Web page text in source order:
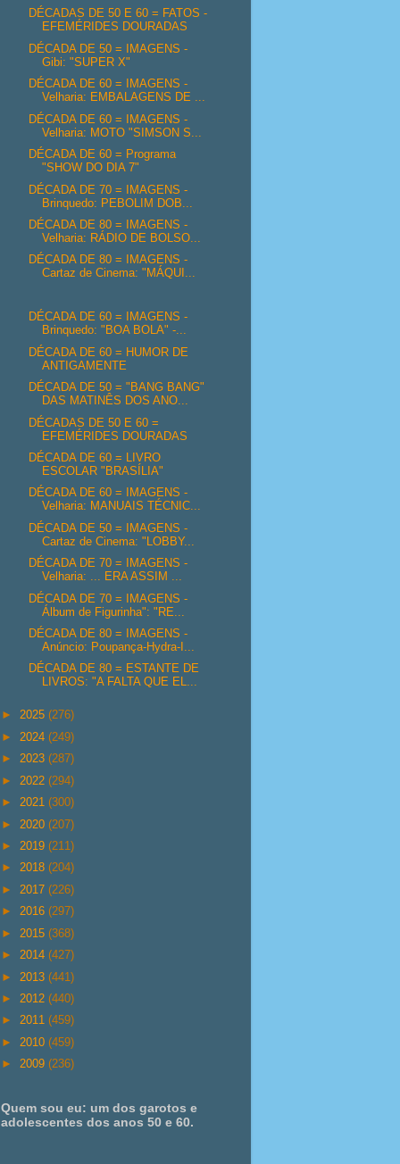
DÉCADAS DE 50 E 60 = FATOS -
EFEMÉRIDES DOURADAS
DÉCADA DE 50 = IMAGENS -
Gibi: "SUPER X"
DÉCADA DE 60 = IMAGENS -
Velharia: EMBALAGENS DE ...
DÉCADA DE 60 = IMAGENS -
Velharia: MOTO "SIMSON S...
DÉCADA DE 60 = Programa
"SHOW DO DIA 7"
DÉCADA DE 70 = IMAGENS -
Brinquedo: PEBOLIM DOB...
DÉCADA DE 80 = IMAGENS -
Velharia: RÁDIO DE BOLSO...
DÉCADA DE 80 = IMAGENS -
Cartaz de Cinema: "MÁQUI...
DÉCADA DE 60 = IMAGENS -
Brinquedo: "BOA BOLA" -...
DÉCADA DE 60 = HUMOR DE
ANTIGAMENTE
DÉCADA DE 50 = "BANG BANG"
DAS MATINÊS DOS ANO...
DÉCADAS DE 50 E 60 =
EFEMÉRIDES DOURADAS
DÉCADA DE 60 = LIVRO
ESCOLAR "BRASÍLIA"
DÉCADA DE 60 = IMAGENS -
Velharia: MANUAIS TÉCNIC...
DÉCADA DE 50 = IMAGENS -
Cartaz de Cinema: "LOBBY...
DÉCADA DE 70 = IMAGENS -
Velharia: ... ERA ASSIM ...
DÉCADA DE 70 = IMAGENS -
Álbum de Figurinha": "RE...
DÉCADA DE 80 = IMAGENS -
Anúncio: Poupança-Hydra-I...
DÉCADA DE 80 = ESTANTE DE
LIVROS: "A FALTA QUE EL...
► 2025 (276)
► 2024 (249)
► 2023 (287)
► 2022 (294)
► 2021 (300)
► 2020 (207)
► 2019 (211)
► 2018 (204)
► 2017 (226)
► 2016 (297)
► 2015 (368)
► 2014 (427)
► 2013 (441)
► 2012 (440)
► 2011 (459)
► 2010 (459)
► 2009 (236)
Quem sou eu: um dos garotos e
adolescentes dos anos 50 e 60.